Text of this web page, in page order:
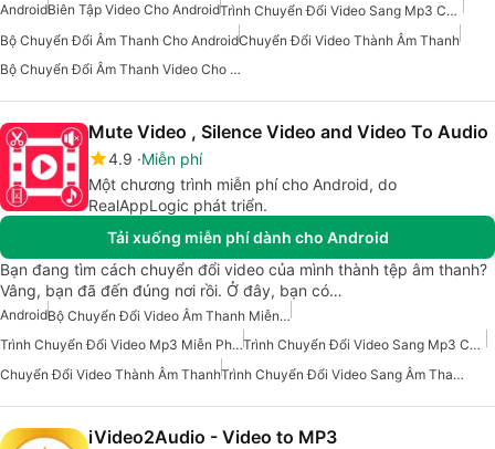
AndroidBiên Tập Video Cho Android
Trình Chuyển Đổi Video Sang Mp3 Cho Android
Bộ Chuyển Đổi Âm Thanh Cho AndroidChuyển Đổi Video Thành Âm Thanh
Bộ Chuyển Đổi Âm Thanh Video Cho Android
Mute Video , Silence Video and Video To Audio
4.9 Miễn phí
Một chương trình miễn phí cho Android, do
RealAppLogic phát triển.
Tải xuống miễn phí dành cho Android
Bạn đang tìm cách chuyển đổi video của mình thành tệp âm thanh?
Vâng, bạn đã đến đúng nơi rồi. Ở đây, bạn có…
Android
Bộ Chuyển Đổi Video Âm Thanh Miễn Phí Cho Android
Trình Chuyển Đổi Video Mp3 Miễn Phí Cho Android
Trình Chuyển Đổi Video Sang Mp3 Cho Android
Chuyển Đổi Video Thành Âm Thanh
Trình Chuyển Đổi Video Sang Âm Thanh
iVideo2Audio - Video to MP3